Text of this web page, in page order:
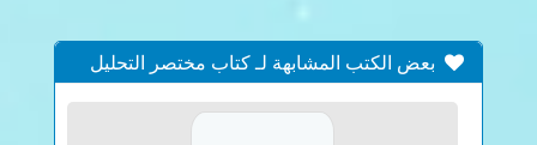
بعض الكتب المشابهة لـ كتاب مختصر التحليل
النفسي